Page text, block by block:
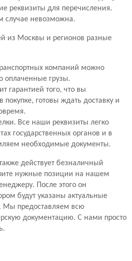
реквизиты для перечисления.
случае невозможна.
из Москвы и регионов разные
компаний можно
оплаченные грузы.
гарантией того, что вы
покупке, готовы ждать доставку и
Все наши реквизиты легко
государственных органов и в
необходимые документы.
действует безналичный
нужные позиции на нашем
После этого он
будут указаны актуальные
Мы предоставляем всю
документацию. С нами просто